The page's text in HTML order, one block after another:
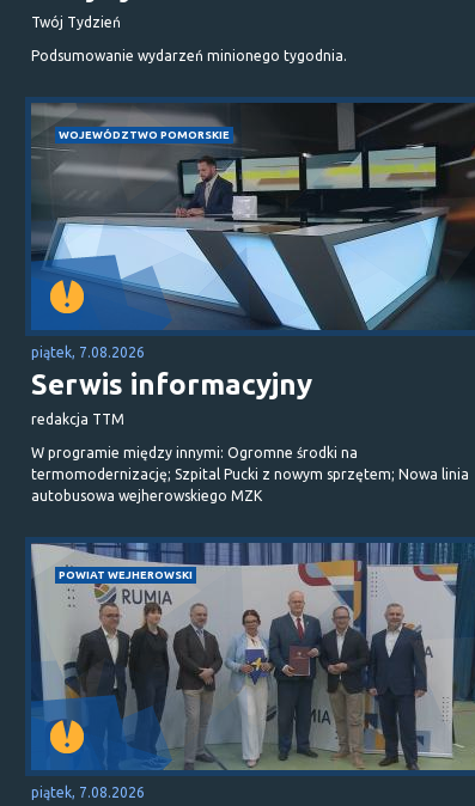
Twój Tydzień
Podsumowanie wydarzeń minionego tygodnia.
WOJEWÓDZTWO POMORSKIE
piątek, 7.08.2026
Serwis informacyjny
redakcja TTM
W programie między innymi: Ogromne środki na
termomodernizację; Szpital Pucki z nowym sprzętem; Nowa linia
autobusowa wejherowskiego MZK
POWIAT WEJHEROWSKI
piątek, 7.08.2026